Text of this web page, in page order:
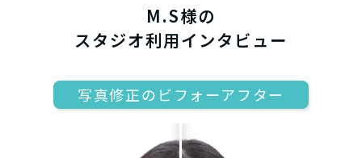
M.S様の
スタジオ利用インタビュー
写真修正のビフォーアフター